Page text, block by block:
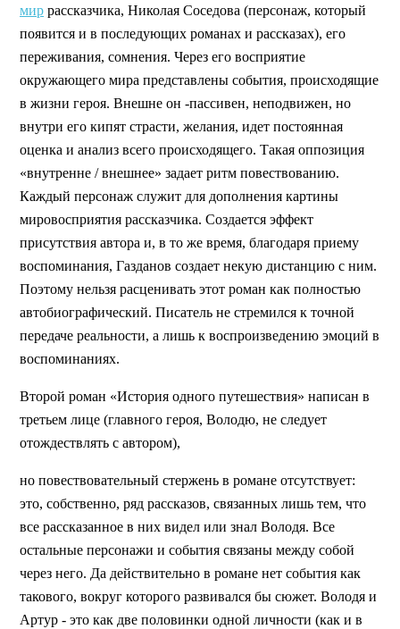
мир рассказчика, Николая Соседова (персонаж, который
появится и в последующих романах и рассказах), его
переживания, сомнения. Через его восприятие
окружающего мира представлены события, происходящие
в жизни героя. Внешне он -пассивен, неподвижен, но
внутри его кипят страсти, желания, идет постоянная
оценка и анализ всего происходящего. Такая оппозиция
«внутренне / внешнее» задает ритм повествованию.
Каждый персонаж служит для дополнения картины
мировосприятия рассказчика. Создается эффект
присутствия автора и, в то же время, благодаря приему
воспоминания, Газданов создает некую дистанцию с ним.
Поэтому нельзя расценивать этот роман как полностью
автобиографический. Писатель не стремился к точной
передаче реальности, а лишь к воспроизведению эмоций в
воспоминаниях.
Второй роман «История одного путешествия» написан в
третьем лице (главного героя, Володю, не следует
отождествлять с автором),
но повествовательный стержень в романе отсутствует:
это, собственно, ряд рассказов, связанных лишь тем, что
все рассказанное в них видел или знал Володя. Все
остальные персонажи и события связаны между собой
через него. Да действительно в романе нет события как
такового, вокруг которого развивался бы сюжет. Володя и
Артур - это как две половинки одной личности (как и в